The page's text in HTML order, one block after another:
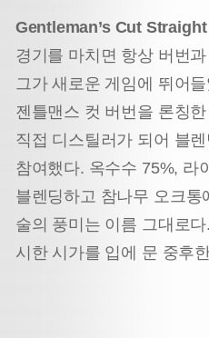
Gentleman’s Cut
경기를 마치면 항상 버번
그가 새로운 게임에 뛰어
젠틀맨스 컷 버번을 론칭
직접 디스틸러가 되어 블
참여했다. 옥수수 75%, 라
블렌딩하고 참나무 오크통
술의 풍미는 이름 그대로
시한 시가를 입에 문 중후